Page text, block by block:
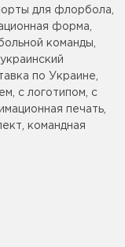
для флорбола,
форма,
команды,
по Украине,
с логотипом, с
печать,
командная